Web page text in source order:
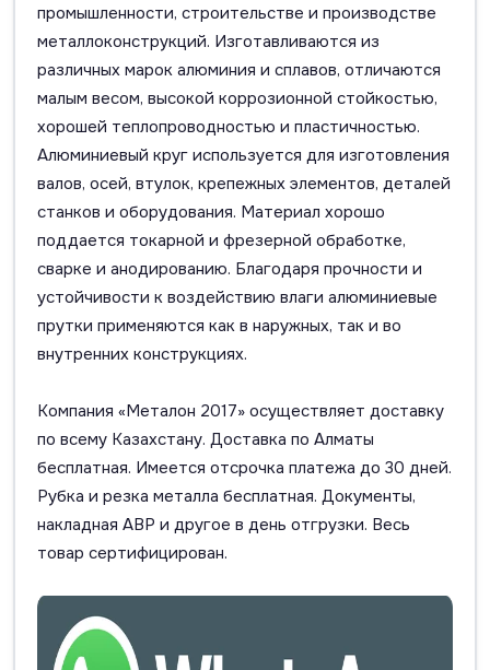
промышленности, строительстве и производстве
металлоконструкций. Изготавливаются из
различных марок алюминия и сплавов, отличаются
малым весом, высокой коррозионной стойкостью,
хорошей теплопроводностью и пластичностью.
Алюминиевый круг используется для изготовления
валов, осей, втулок, крепежных элементов, деталей
станков и оборудования. Материал хорошо
поддается токарной и фрезерной обработке,
сварке и анодированию. Благодаря прочности и
устойчивости к воздействию влаги алюминиевые
прутки применяются как в наружных, так и во
внутренних конструкциях.
Компания «Металон 2017» осуществляет доставку
по всему Казахстану. Доставка по Алматы
бесплатная. Имеется отсрочка платежа до 30 дней.
Рубка и резка металла бесплатная. Документы,
накладная АВР и другое в день отгрузки. Весь
товар сертифицирован.